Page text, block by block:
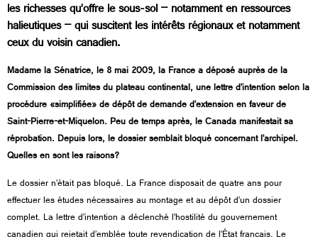
les richesses qu’offre le sous-sol – notamment en ressources
halieutiques – qui suscitent les intérêts régionaux et notamment
ceux du voisin canadien.
Madame la Sénatrice, le 8 mai 2009, la France a déposé auprès de la
Commission des limites du plateau continental, une lettre d’intention selon la
procédure «simplifiée» de dépôt de demande d’extension en faveur de
Saint-Pierre-et-Miquelon. Peu de temps après, le Canada manifestait sa
réprobation. Depuis lors, le dossier semblait bloqué concernant l’archipel.
Quelles en sont les raisons?
Le dossier n’était pas bloqué. La France disposait de quatre ans pour
effectuer les études nécessaires au montage et au dépôt d’un dossier
complet. La lettre d’intention a déclenché l’hostilité du gouvernement